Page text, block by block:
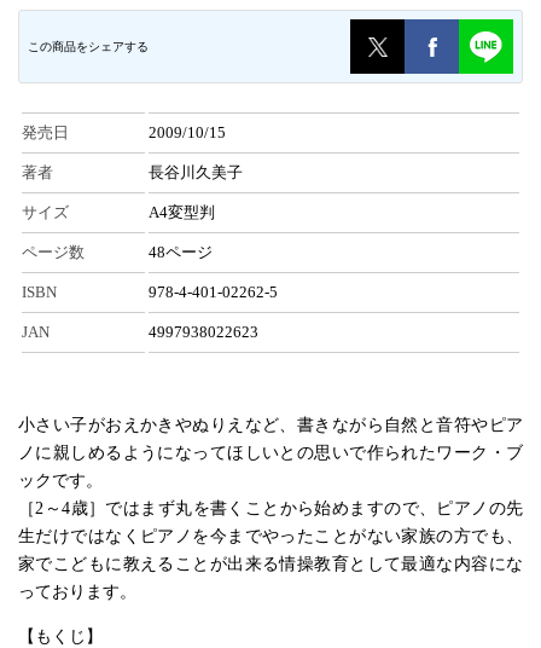
この商品をシェアする
発売日 2009/10/15
著者 長谷川久美子
サイズ A4変型判
ページ数 48ページ
ISBN 978-4-401-02262-5
JAN 4997938022623
小さい子がおえかきやぬりえなど、書きながら自然と音符やピア
ノに親しめるようになってほしいとの思いで作られたワーク・ブ
ックです。
［2～4歳］ではまず丸を書くことから始めますので、ピアノの先
生だけではなくピアノを今までやったことがない家族の方でも、
家でこどもに教えることが出来る情操教育として最適な内容にな
っております。
【もくじ】